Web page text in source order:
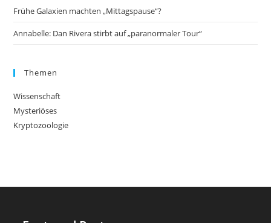
Frühe Galaxien machten „Mittagspause“?
Annabelle: Dan Rivera stirbt auf „paranormaler Tour“
Themen
Wissenschaft
Mysteriöses
Kryptozoologie